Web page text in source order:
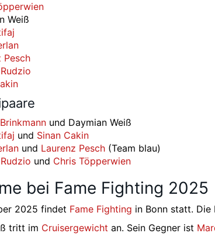
Weiß
Pesch
und Daymian Weiß
und Sinan Cakin
und Laurenz Pesch (Team blau)
und Chris Töpperwien
bei Fame Fighting 2025
2025 findet Fame Fighting in Bonn statt. Die
tritt im Cruisergewicht an. Sein Gegner ist